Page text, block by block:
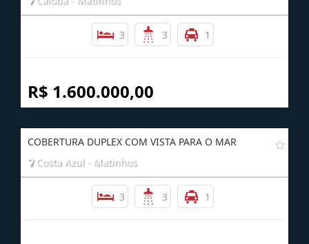
COBERTURA TRIPLEX A VENDA EM CAIOBÁ
3
R$ 1.600.000,00
COBERTURA DUPLEX COM VISTA PARA O MAR